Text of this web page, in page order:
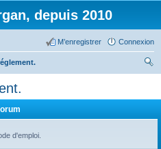
depuis 2010
Connexion
M’enregistrer
d'emploi.